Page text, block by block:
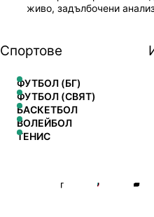
живо, задълбочени
Спортове
ФУТБОЛ (БГ)
ФУТБОЛ (СВЯТ)
БАСКЕТБОЛ
ВОЛЕЙБОЛ
ТЕНИС